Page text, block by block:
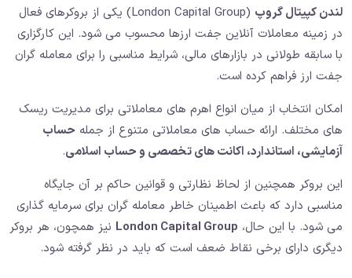
لندن کپیتال گروپ
(London Capital Group) یکی از بروکرهای فعال
در زمینه معاملات آنلاین جفت ارزها محسوب می ‌شود. این کارگزاری
با سابقه طولانی در بازارهای مالی، شرایط مناسبی را برای معامله ‌گران
جفت ارز فراهم کرده است.
امکان انتخاب از میان انواع اهرم‌ های معاملاتی برای مدیریت ریسک
‌های مختلف. ارائه حساب ‌های معاملاتی متنوع از جمله حساب
آزمایشی، استاندارد، اکانت های تخصصی و حساب اسلامی.
این بروکر همچنین از لحاظ نظارتی و قوانین حاکم بر آن جایگاه
مناسبی دارد که باعث اطمینان خاطر معامله ‌گران برای سرمایه‌ گذاری
می ‌شود. با این حال، London Capital Group نیز همچون، هر بروکر
دیگری دارای برخی نقاط ضعف است که باید در نظر گرفته شود.